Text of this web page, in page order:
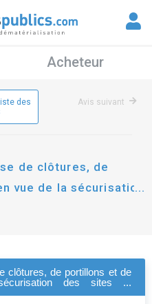
Acheteur
des
Avis suivant
de clôtures, de
vue de la sécurisation
clôtures, de portillons et de
des sites et